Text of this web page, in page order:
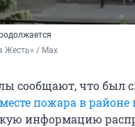
Жесть» / Max
сообщают, что был
пожара в районе
информацию